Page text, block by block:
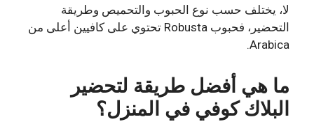
لا، يختلف حسب نوع الحبوب والتحميص وطريقة
التحضير، فحبوب Robusta تحتوي على كافيين أعلى من
Arabica.
ما هي أفضل طريقة لتحضير
البلاك كوفي في المنزل؟